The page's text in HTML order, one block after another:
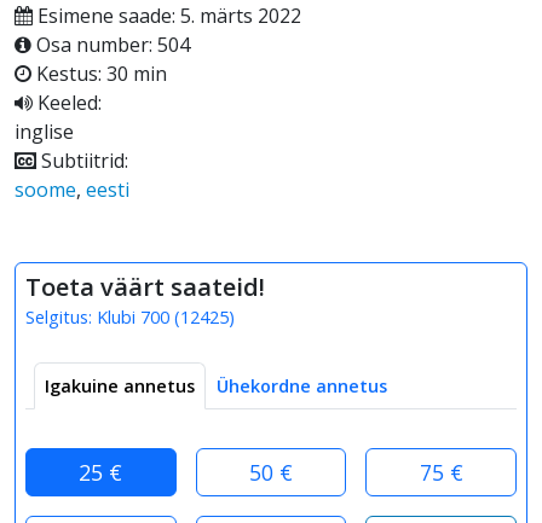
Esimene saade: 5. märts 2022
Osa number: 504
Kestus: 30 min
Keeled:
inglise
Subtiitrid:
soome, eesti
Toeta väärt saateid!
Selgitus: Klubi 700 (12425)
Igakuine annetus Ühekordne annetus
25 € 50 € 75 €